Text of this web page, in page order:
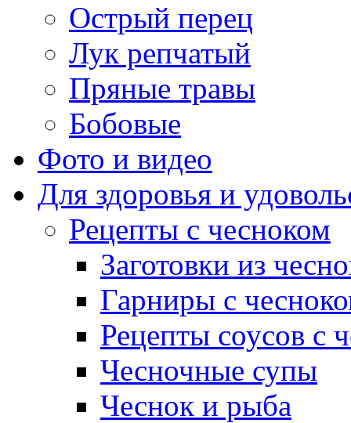
Острый перец
Лук репчатый
Пряные травы
Бобовые
Фото и видео
Для здоровья и
Рецепты с чесноком
Заготовки из
Гарниры с
Рецепты соусов с
Чесночные супы
Чеснок и рыба